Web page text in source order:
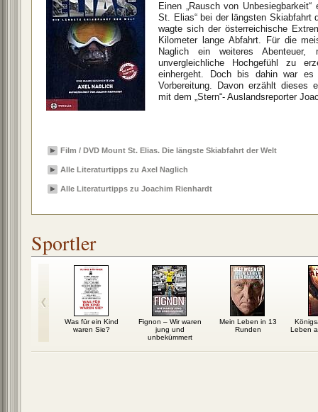
Einen „Rausch von
St. Elias“ bei der längsten Skiabfahrt
wagte sich der österreichische
Kilometer lange Abfahrt. Für die
Naglich ein weiteres
unvergleichliche Hochgefühl zu
einhergeht. Doch bis dahin war
Vorbereitung. Davon erzählt dieses
mit dem „Stern“- Auslandsreporter
Film / DVD Mount St. Elias. Die längste Skiabfahrt der Welt
Alle Literaturtipps zu Axel Naglich
Alle Literaturtipps zu Joachim Rienhardt
Sportler
Was für ein Kind
waren Sie?
Fignon – Wir waren
jung und
unbekümmert
Mein Leben in 13
Runden
Leben